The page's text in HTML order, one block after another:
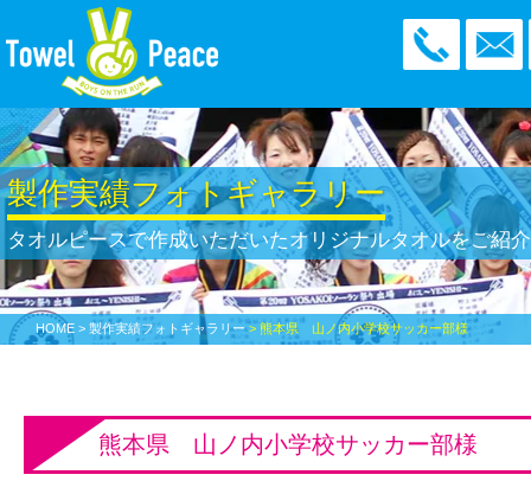
製作実績フォトギャラリー
タオルピースで作成いただいたオリジナルタオルをご紹介
HOME > 製作実績フォトギャラリー > 熊本県 山ノ内小学校サッカー部様
熊本県 山ノ内小学校サッカー部様